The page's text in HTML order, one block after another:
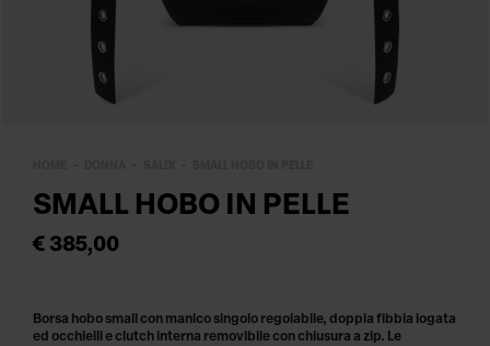
SMALL HOBO IN PELLE
€ 385,00
Borsa hobo small con manico singolo regolabile, doppia fibbia logata
ed occhielli e clutch interna removibile con chiusura a zip. Le